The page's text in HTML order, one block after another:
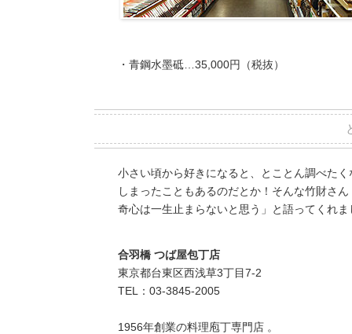
・青鋼水墨砥…35,000円（税抜）
小さい頃から好きになると、とことん調べた
しまったこともあるのだとか！そんな竹財さ
奇心は一生止まらないと思う」と語ってくれま
合羽橋 つば屋包丁店
東京都台東区西浅草3丁目7-2
TEL：03-3845-2005
1956年創業の料理庖丁専門店 。